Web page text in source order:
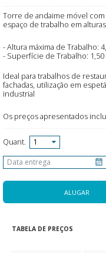
Torre de andaime móvel
espaço de trabalho em
- Altura máxima de Trabalho:
- Superfície de Trabalho: 1,50
Ideal para trabalhos de
fachadas, utilização em
industrial
Os preços apresentados
Quant.
ALUGAR
TABELA DE PREÇOS